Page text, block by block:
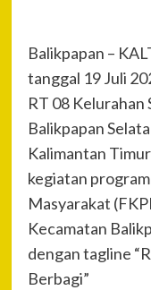
Balikpapan –
tanggal 19 Juli
RT 08 Kelurahan
Balikpapan
Kalimantan
kegiatan
Masyarakat
Kecamatan
dengan tagline
Berbagi”